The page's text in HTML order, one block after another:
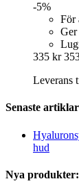
-5%
För
Ger
335 kr
Leverans
Senaste
hud
Nya produkter: